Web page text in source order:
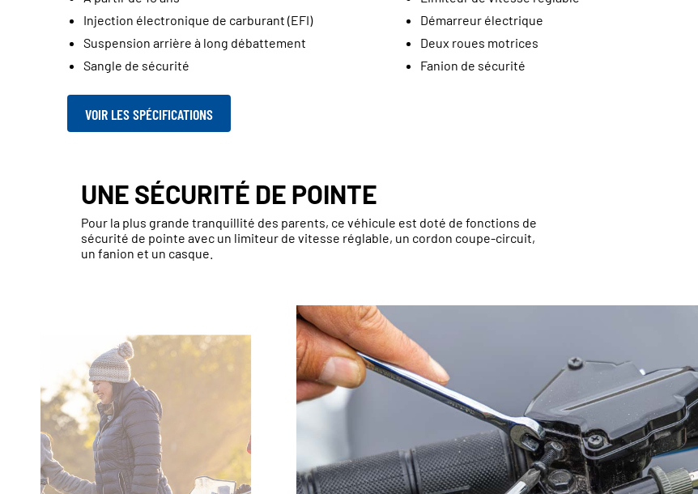
Injection électronique de carburant (EFI)
Suspension arrière à long débattement
Sangle de sécurité
Démarreur électrique
Deux roues motrices
Fanion de sécurité
VOIR LES SPÉCIFICATIONS
UNE SÉCURITÉ DE POINTE
Pour la plus grande tranquillité des parents, ce véhicule est doté de fonctions de
sécurité de pointe avec un limiteur de vitesse réglable, un cordon coupe-circuit,
un fanion et un casque.